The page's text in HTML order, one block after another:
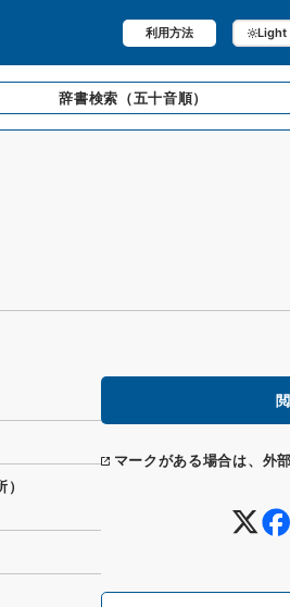
利用方法 Light
辞書検索 （五十音順）
マークがある場合は、外